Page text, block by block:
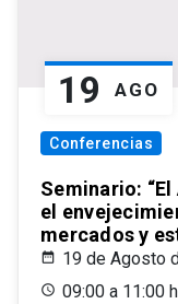
19 AGO
Conferencias
Seminario:
el
mercados y
19 de Agosto
09:00 a 11:00